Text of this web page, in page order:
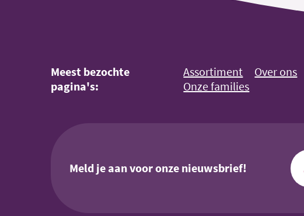
Meest bezochte
pagina's:
Assortiment Over ons
Onze families
Meld je aan voor onze nieuwsbrief!